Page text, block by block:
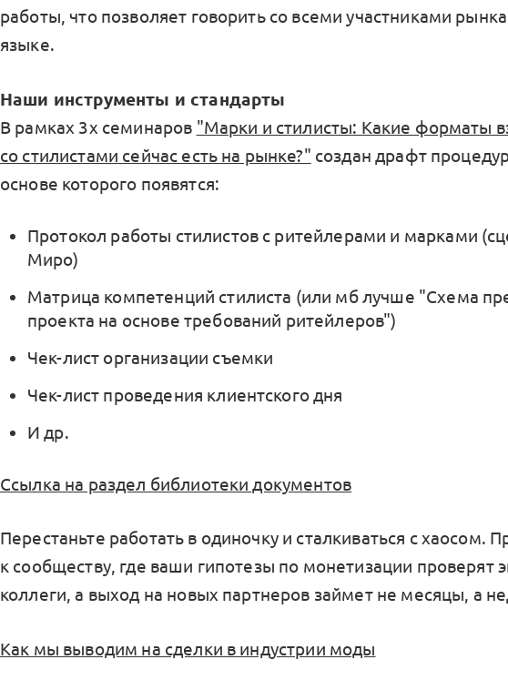
работы, что позволяет говорить со всеми участниками
языке.
Наши инструменты и стандарты
В рамках 3х семинаров "Марки и стилисты: Какие форматы
со стилистами сейчас есть на рынке?" создан драфт
основе которого появятся:
Протокол работы стилистов с ритейлерами и марками
Миро)
Матрица компетенций стилиста (или мб лучше "Схема
проекта на основе требований ритейлеров")
Чек-лист организации съемки
Чек-лист проведения клиентского дня
И др.
Ссылка на раздел библиотеки документов
Перестаньте работать в одиночку и сталкиваться с хаосом.
к сообществу, где ваши гипотезы по монетизации проверят
коллеги, а выход на новых партнеров займет не месяцы, а
Как мы выводим на сделки в индустрии моды